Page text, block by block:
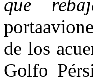
que
de los
Golfo